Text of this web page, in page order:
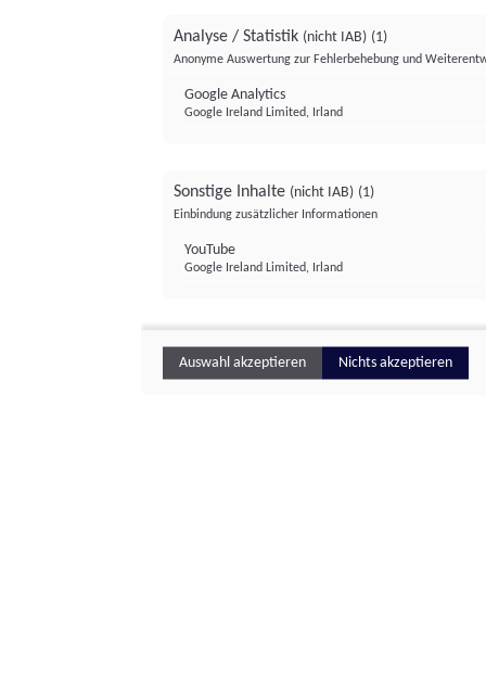
Analyse / Statistik (nicht IAB) (1)
Anonyme Auswertung zur Fehlerbehebung und
Google Analytics
Google Ireland Limited, Irland
Sonstige Inhalte (nicht IAB) (1)
Einbindung zusätzlicher Informationen
YouTube
Google Ireland Limited, Irland
Auswahl akzeptieren Nichts akzeptieren